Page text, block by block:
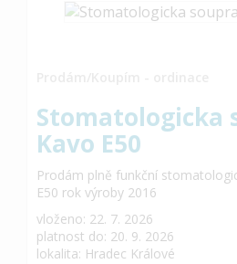
Stomatologicka
Kavo E50
Prodám plně funkční
E50 rok výroby 2016
vloženo: 22. 7. 2026
platnost do: 20. 9. 2026
lokalita: Hradec Králové